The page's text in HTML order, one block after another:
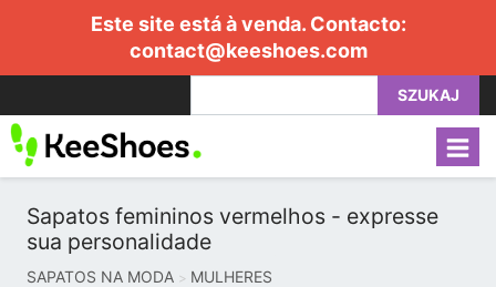
Este site está à venda. Contacto:
contact@keeshoes.com
SZUKAJ
Sapatos femininos vermelhos - expresse
sua personalidade
SAPATOS NA MODA MULHERES